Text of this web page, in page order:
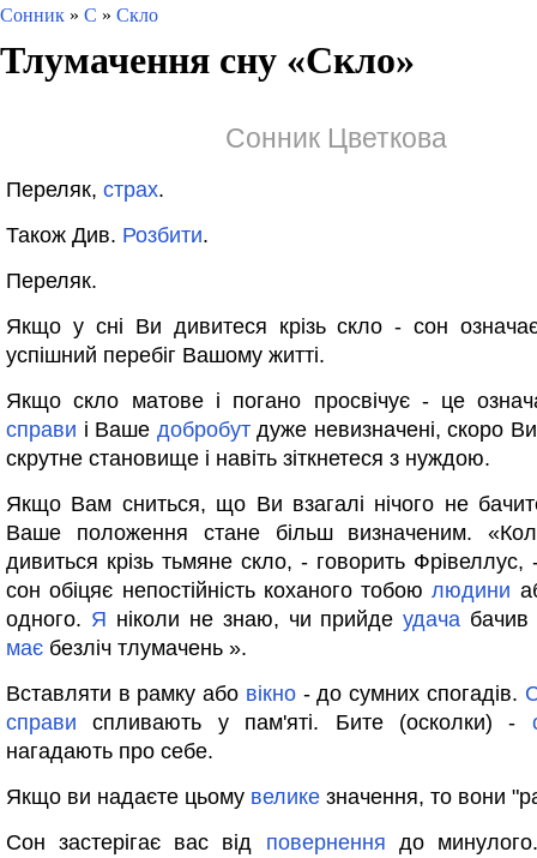
Сонник » С » Скло
Тлумачення сну «Скло»
Сонник Цветкова
Переляк, страх.
Також Див. Розбити.
Переляк.
Якщо у сні Ви дивитеся крізь скло - сон
успішний перебіг Вашому житті.
Якщо скло матове і погано просвічує - це
справи і Ваше добробутдуже невизначені, скоро
скрутне становище і навіть зіткнетеся з нуждою.
Якщо Вам сниться, що Ви взагалі нічого не
Ваше положення стане більш визначеним.
дивиться крізь тьмяне скло, - говорить Фрівеллус,
сон обіцяє непостійність коханого тобоюлюдини
одного. Я ніколи не знаю, чи прийдеудача бачив
має безліч тлумачень ».
Вставляти в рамку або вікно- до сумних спогадів.
справи спливають у пам'яті. Бите (осколки) -
нагадають про себе.
Якщо ви надаєте цьому велике значення, то вони
Сон застерігає вас від повернення до